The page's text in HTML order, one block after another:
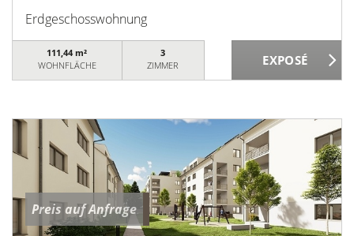
Erdgeschosswohnung
111,44 m²
WOHNFLÄCHE
3
ZIMMER
Preis auf Anfrage